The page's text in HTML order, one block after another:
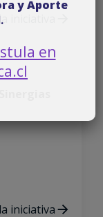
iniciativa
iniciativa
y Aporte
.
en